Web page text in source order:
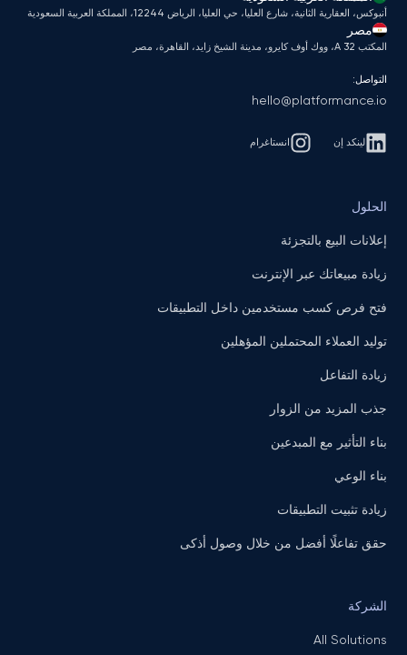
أنبوكس، العقارية الثانية، شارع العليا، حي العليا، الرياض 12244، المملكة العربية السعودية
مصر
المكتب A 32، ووك أوف كايرو، مدينة الشيخ زايد، القاهرة، مصر
التواصل:
hello@platformance.io
لينكد إن انستاغرام
الحلول
إعلانات البيع بالتجزئة
زيادة مبيعاتك عبر الإنترنت
فتح فرص كسب مستخدمين داخل التطبيقات
توليد العملاء المحتملين المؤهلين
زيادة التفاعل
جذب المزيد من الزوار
بناء التأثير مع المبدعين
بناء الوعي
زيادة تثبيت التطبيقات
حقق تفاعلًا أفضل من خلال وصول أذكى
الشركة
All Solutions